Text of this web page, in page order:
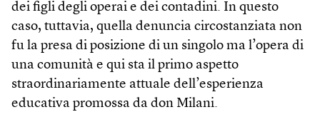
dei figli degli operai e dei contadini. In questo
caso, tuttavia, quella denuncia circostanziata non
fu la presa di posizione di un singolo ma l’opera di
una comunità e qui sta il primo aspetto
straordinariamente attuale dell’esperienza
educativa promossa da don Milani.